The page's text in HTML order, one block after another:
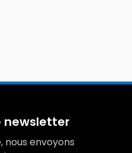
newsletter
nous envoyons